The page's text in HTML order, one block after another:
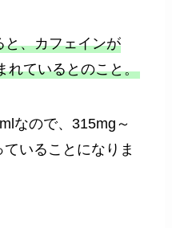
と、カフェインが
れているとのこと。
なので、315mg～
いることになりま